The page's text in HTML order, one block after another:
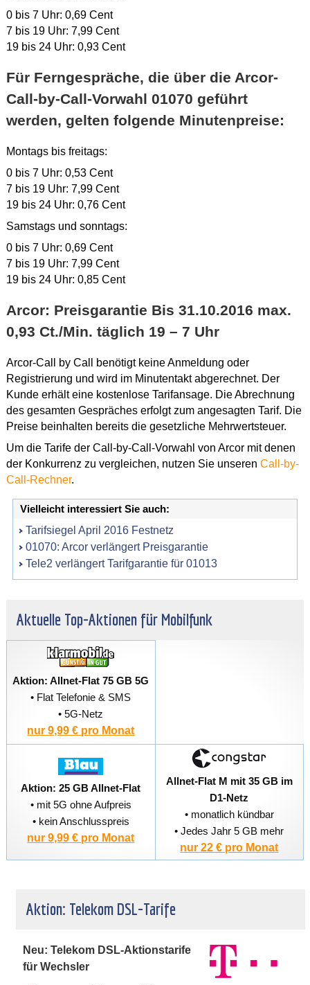
0 bis 7 Uhr: 0,69 Cent
7 bis 19 Uhr: 7,99 Cent
19 bis 24 Uhr: 0,93 Cent
Für Ferngespräche, die über die Arcor-
Call-by-Call-Vorwahl 01070 geführt
werden, gelten folgende Minutenpreise:
Montags bis freitags:
0 bis 7 Uhr: 0,53 Cent
7 bis 19 Uhr: 7,99 Cent
19 bis 24 Uhr: 0,76 Cent
Samstags und sonntags:
0 bis 7 Uhr: 0,69 Cent
7 bis 19 Uhr: 7,99 Cent
19 bis 24 Uhr: 0,85 Cent
Arcor: Preisgarantie Bis 31.10.2016 max.
0,93 Ct./Min. täglich 19 – 7 Uhr
Arcor-Call by Call benötigt keine Anmeldung oder
Registrierung und wird im Minutentakt abgerechnet. Der
Kunde erhält eine kostenlose Tarifansage. Die Abrechnung
des gesamten Gespräches erfolgt zum angesagten Tarif. Die
Preise beinhalten bereits die gesetzliche Mehrwertsteuer.
Um die Tarife der Call-by-Call-Vorwahl von Arcor mit denen
der Konkurrenz zu vergleichen, nutzen Sie unseren Call-by-
Call-Rechner.
Vielleicht interessiert Sie auch:
Tarifsiegel April 2016 Festnetz
01070: Arcor verlängert Preisgarantie
Tele2 verlängert Tarifgarantie für 01013
Aktuelle Top-Aktionen für Mobilfunk
Aktion: Allnet-Flat 75 GB 5G
• Flat Telefonie & SMS
• 5G-Netz
nur 9,99 € pro Monat
Aktion: 25 GB Allnet-Flat
• mit 5G ohne Aufpreis
• kein Anschlusspreis
nur 9,99 € pro Monat
Allnet-Flat M mit 35 GB im
D1-Netz
• monatlich kündbar
• Jedes Jahr 5 GB mehr
nur 22 € pro Monat
Aktion: Telekom DSL-Tarife
Neu: Telekom DSL-Aktionstarife
für Wechsler